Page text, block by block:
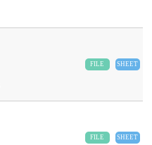
SHEET
FILE
SHEET
FILE